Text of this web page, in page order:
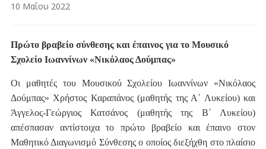
10 Μαΐου 2022
Πρώτο βραβείο σύνθεσης και έπαινος για το Μουσικό
Σχολείο Ιωαννίνων «Νικόλαος Δούμπας»
Οι μαθητές του Μουσικού Σχολείου Ιωαννίνων «Νικόλαος
Δούμπας» Χρήστος Καραπάνος (μαθητής της Α΄ Λυκείου) και
Άγγελος-Γεώργιος Κατσάνος (μαθητής της Β΄ Λυκείου)
απέσπασαν αντίστοιχα το πρώτο βραβείο και έπαινο στον
Μαθητικό Διαγωνισμό Σύνθεσης ο οποίος διεξήχθη στο πλαίσιο